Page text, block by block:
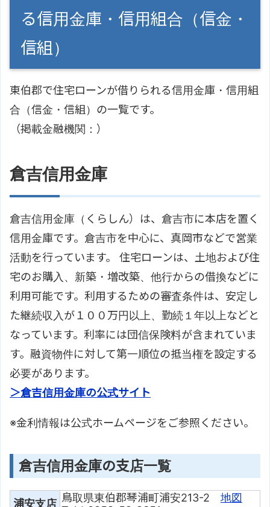
る信用金庫・信用組合（信金・
信組）
東伯郡で住宅ローンが借りられる信用金庫・信用組
合（信金・信組）の一覧です。
（掲載金融機関：）
倉吉信用金庫
倉吉信用金庫（くらしん）は、倉吉市に本店を置く
信用金庫です。倉吉市を中心に、真岡市などで営業
活動を行っています。 住宅ローンは、土地および住
宅のお購入、新築・増改築、他行からの借換などに
利用可能です。利用するための審査条件は、安定し
た継続収入が１００万円以上、勤続１年以上などと
なっています。利率には団信保険料が含まれていま
す。融資物件に対して第一順位の抵当権を設定する
必要があります。
＞倉吉信用金庫の公式サイト
※金利情報は公式ホームページをご参照ください。
倉吉信用金庫の支店一覧
浦安支店 鳥取県東伯郡琴浦町浦安213-2 地図